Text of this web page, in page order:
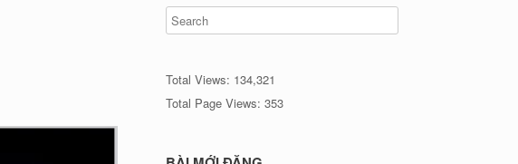
Total Views: 134,321
Total Page Views:353